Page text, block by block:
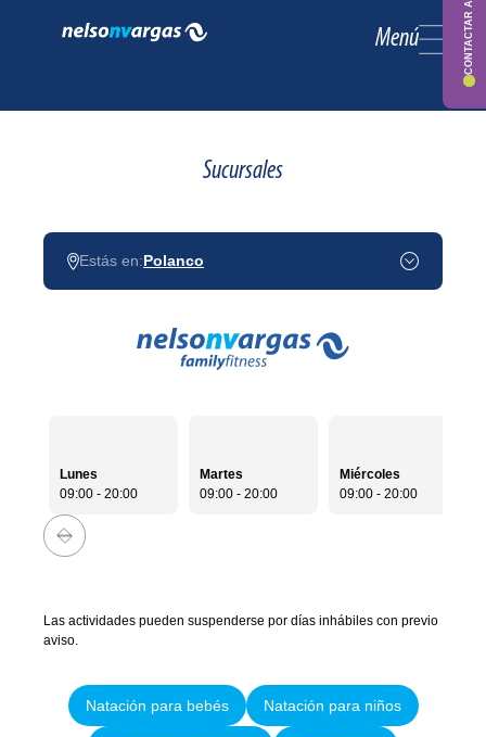
Menú
Sucursales
Estás en:Polanco
Lunes
09:00 - 20:00
Martes
09:00 - 20:00
Miércoles
09:00 - 20:00
Las actividades pueden suspenderse por días inhábiles con previo
aviso.
Natación para bebés Natación para niños